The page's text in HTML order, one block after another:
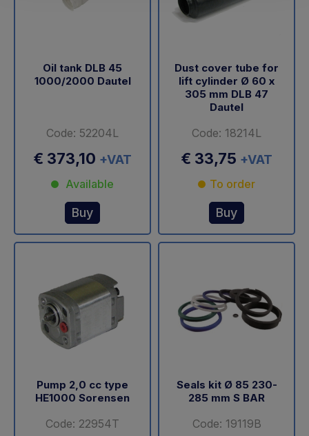
Oil tank DLB 45
1000/2000 Dautel
Code: 52204L
€ 373,10 +VAT
Available
Buy
Dust cover tube for
lift cylinder Ø 60 x
305 mm DLB 47
Dautel
Code: 18214L
€ 33,75 +VAT
To order
Buy
Pump 2,0 cc type
HE1000 Sorensen
Code: 22954T
Seals kit Ø 85 230-
285 mm S BAR
Code: 19119B